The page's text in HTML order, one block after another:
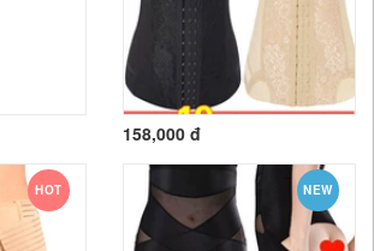
158,000 đ
HOT NEW